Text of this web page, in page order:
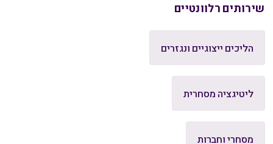
שירותים רלוונטיים
הליכים ייצוגיים ונגזרים
ליטיגציה מסחרית
מסחרי וחברות